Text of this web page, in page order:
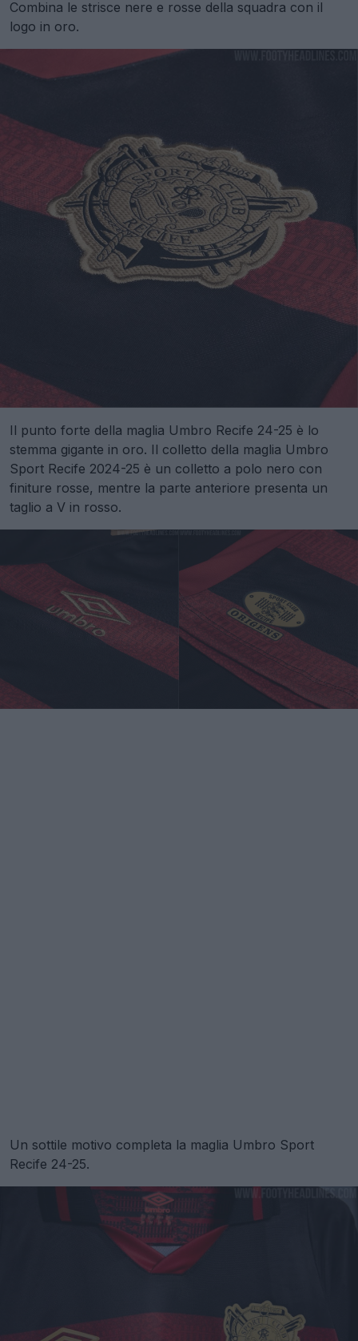
Combina le strisce nere e rosse della squadra con il
logo in oro.
Il punto forte della maglia Umbro Recife 24-25 è lo
stemma gigante in oro. Il colletto della maglia Umbro
Sport Recife 2024-25 è un colletto a polo nero con
finiture rosse, mentre la parte anteriore presenta un
taglio a V in rosso.
Un sottile motivo completa la maglia Umbro Sport
Recife 24-25.